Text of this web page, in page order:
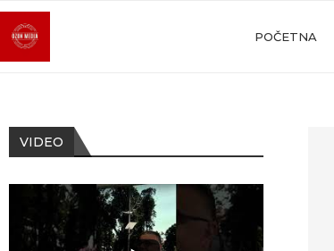
POČETNA
VIDEO